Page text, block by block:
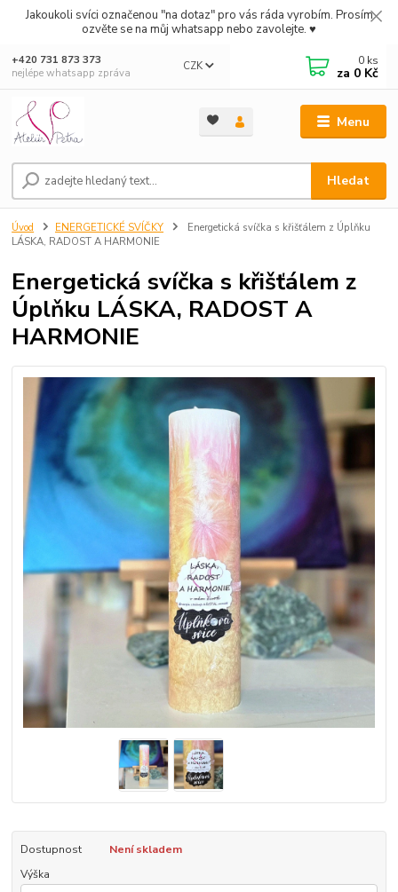
Jakoukoli svíci označenou "na dotaz" pro vás ráda vyrobím. Prosím
ozvěte se na můj whatsapp nebo zavolejte. ♥
Menu
CZK
Hledat
+420 731 873 373
nejlépe whatsapp zpráva
0 ks
za 0 Kč
Úvod ENERGETICKÉ SVÍČKY
Energetická svíčka s křišťálem z Úplňku
LÁSKA, RADOST A HARMONIE
Energetická svíčka s křišťálem z
Úplňku LÁSKA, RADOST A
HARMONIE
Dostupnost
Není skladem
Výška